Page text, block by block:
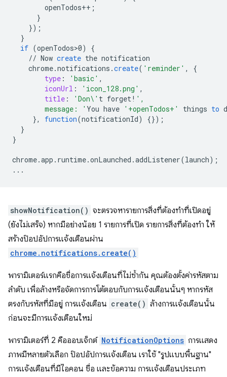
openTodos++ ;
}
});
}
if (openTodos>0)
{
// Now create the notification
chrome.notifications .create( 'reminder' ,
{
type : 'basic' ,
iconUrl : 'icon_128.png' ,
title : 'Don\' t forget ! ',
        message: '
You have '+openTodos+' things to
}, function(notificationId) {});
}
}
chrome.app . runtime.onLaunched .addListener(launch);
...
showNotification() จะตรวจหารายการสิ่งที่ต้องทำที่เปิดอยู่
(ยังไม่เสร็จ) หากมีอย่างน้อย 1 รายการที่เปิด รายการสิ่งที่ต้องทำ ให้
สร้างป๊อปอัปการแจ้งเตือนผ่าน
chrome.notifications.create()
พารามิเตอร์แรกคือชื่อการแจ้งเตือนที่ไม่ซ้ำกัน คุณต้องตั้งค่ารหัสตาม
ลำดับ เพื่อล้างหรือจัดการการโต้ตอบกับการแจ้งเตือนนั้นๆ หากรหัส
ตรงกับรหัสที่มีอยู่ การแจ้งเตือน create() ล้างการแจ้งเตือนนั้น
ก่อนจะมีการแจ้งเตือนใหม่
พารามิเตอร์ที่ 2 คือออบเจ็กต์ NotificationOptions การแสดง
ภาพมีหลายตัวเลือก ป๊อปอัปการแจ้งเตือน เราใช้ "รูปแบบพื้นฐาน"
การแจ้งเตือนที่มีไอคอน ชื่อ และข้อความ การแจ้งเตือนประเภท